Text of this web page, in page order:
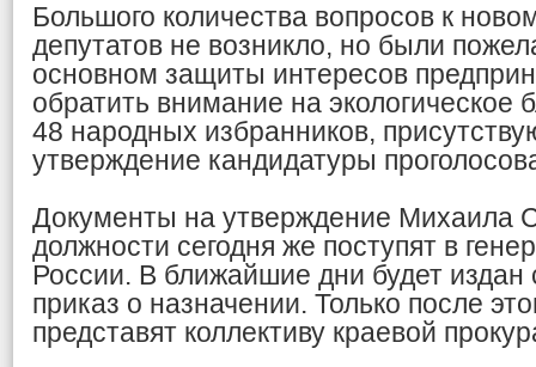
Большого количества вопросов к
депутатов не возникло, но были
основном защиты интересов
обратить внимание на экологическое
48 народных избранников,
утверждение кандидатуры
Документы на утверждение Михаила
должности сегодня же поступят в
России. В ближайшие дни будет издан
приказ о назначении. Только после
представят коллективу краевой